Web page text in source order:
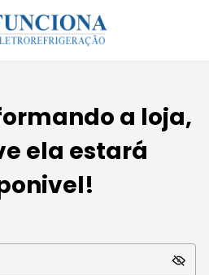
a loja,
ela estará